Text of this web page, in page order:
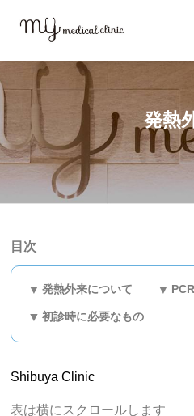
atient examination
発熱外来
発熱
目次
発熱外来について
初診時に必要なもの
Shibuya Clinic
表は横にスクロールします